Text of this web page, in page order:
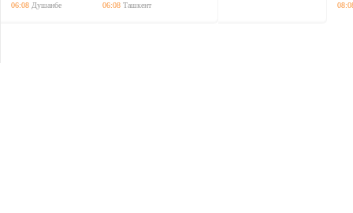
06:08 Душанбе
06:08 Ташкент